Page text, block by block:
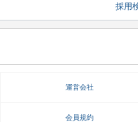
採用
運営会社
会員規約